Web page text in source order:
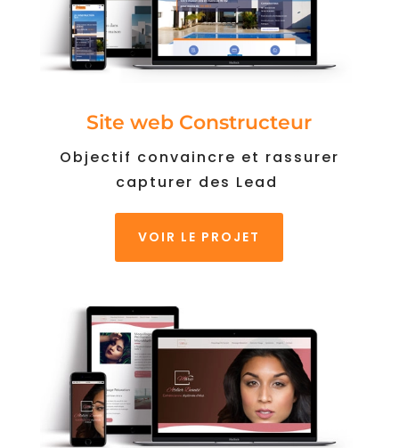
Site web Constructeur
Objectif convaincre et rassurer
capturer des Lead
VOIR LE PROJET